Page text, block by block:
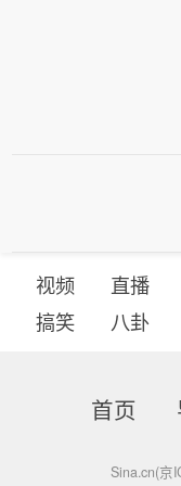
视频 直播
搞笑
八卦
首页
Sina.cn(京